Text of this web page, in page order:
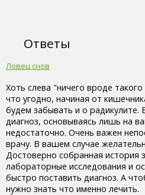
Ответы
Ловец снов
Хоть слева "ничего вроде
что угодно, начиная от
будем забывать и о радикулите.
диагноз, основываясь лишь на
недостаточно. Очень важен
врачу. В вашем случае
Достоверно собранная история
лабораторные исследования и
быстро поставить диагноз. А
нужно знать что именно лечить.